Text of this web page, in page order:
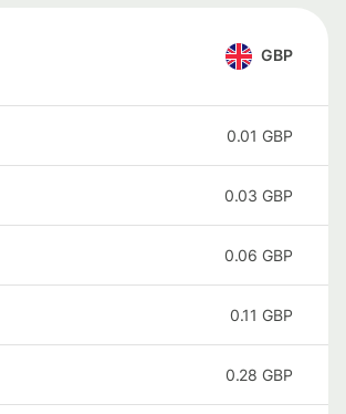
GBP
0.01 GBP
0.03 GBP
0.06 GBP
0.11 GBP
0.28 GBP